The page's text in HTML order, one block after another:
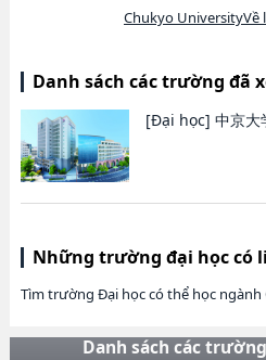
Chukyo UniversityVề
Danh sách các trường đã
[Đại học] 中京大
Những trường đại học có
Tìm trường Đại học có thể học ngành
Danh sách các